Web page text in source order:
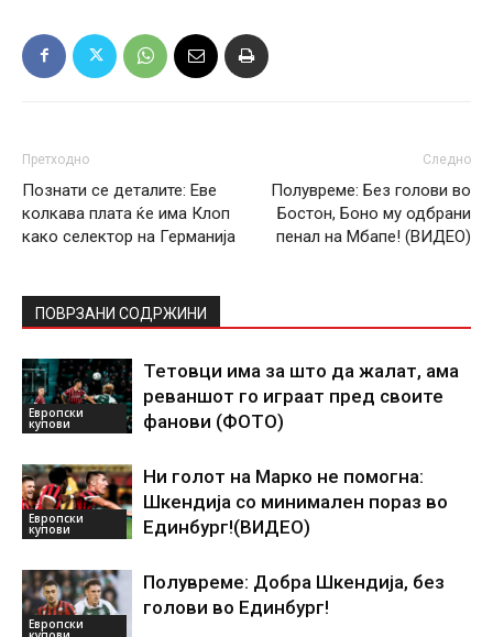
Претходно
Познати се деталите: Еве
колкава плата ќе има Клоп
како селектор на Германија
Следно
Полувреме: Без голови во
Бостон, Боно му одбрани
пенал на Мбапе! (ВИДЕО)
ПОВРЗАНИ СОДРЖИНИ
Европски
купови
Тетовци има за што да жалат, ама
реваншот го играат пред своите
фанови (ФОТО)
Европски
купови
Ни голот на Марко не помогна:
Шкендија со минимален пораз во
Единбург!(ВИДЕО)
Европски
Полувреме: Добра Шкендија, без
голови во Единбург!